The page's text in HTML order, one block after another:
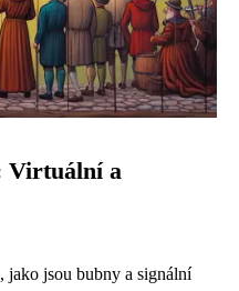
Virtuální a
jako jsou bubny a signální